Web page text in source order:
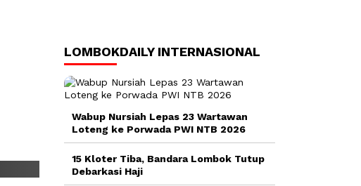
LOMBOKDAILY INTERNASIONAL
Wabup Nursiah Lepas 23 Wartawan
Loteng ke Porwada PWI NTB 2026
15 Kloter Tiba, Bandara Lombok Tutup
Debarkasi Haji